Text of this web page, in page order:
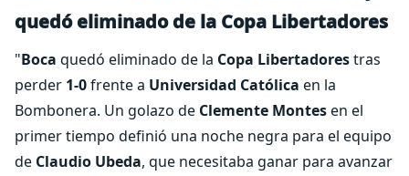
quedó eliminado de la Copa Libertadores
"Boca quedó eliminado de la Copa Libertadorestras
perder 1-0frente a Universidad Católica en la
Bombonera. Un golazo de Clemente Montesen el
primer tiempo definió una noche negra para el equipo
de Claudio Ubeda, que necesitaba ganar para avanzar